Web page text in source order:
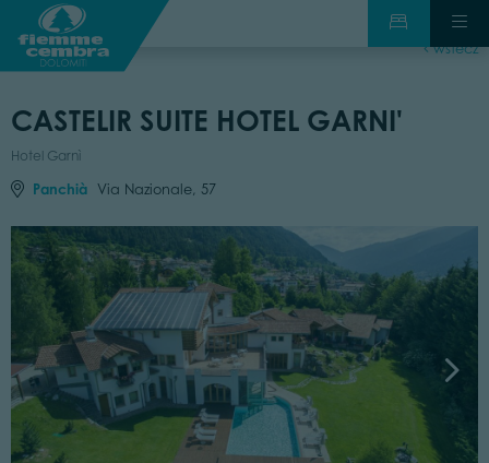
wstecz
CASTELIR SUITE HOTEL GARNI'
Hotel Garnì
Panchià Via Nazionale, 57